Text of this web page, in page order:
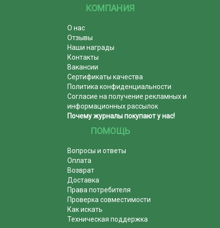
КОМПАНИЯ
О нас
Отзывы
Наши награды
Контакты
Вакансии
Сертификаты качества
Политика конфиденциальности
Согласие на получение рекламных и
информационных рассылок
Почему журналы покупают у нас!
ПОМОЩЬ
Вопросы и ответы
Оплата
Возврат
Доставка
Права потребителя
Проверка совместимости
Как искать
Техническая поддержка